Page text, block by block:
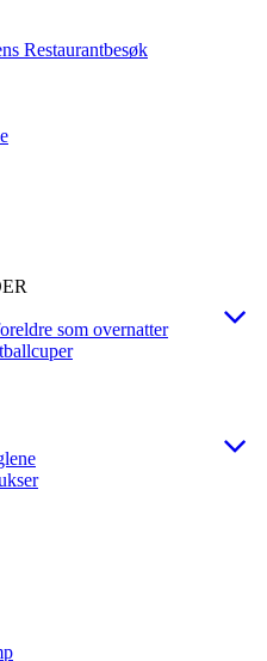
Restaurantbesøk
som overnatter